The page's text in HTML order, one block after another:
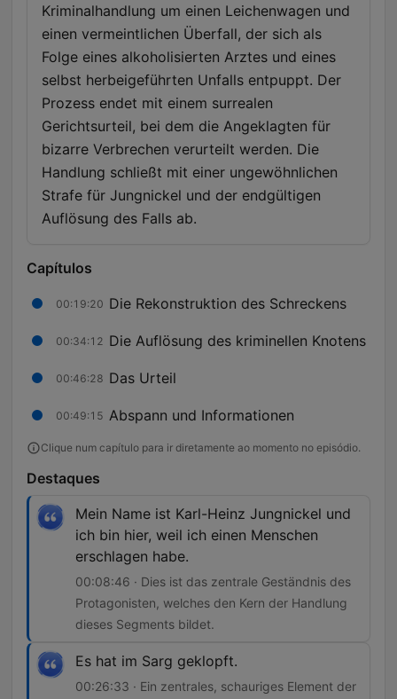
Kriminalhandlung um einen Leichenwagen und
einen vermeintlichen Überfall, der sich als
Folge eines alkoholisierten Arztes und eines
selbst herbeigeführten Unfalls entpuppt. Der
Prozess endet mit einem surrealen
Gerichtsurteil, bei dem die Angeklagten für
bizarre Verbrechen verurteilt werden. Die
Handlung schließt mit einer ungewöhnlichen
Strafe für Jungnickel und der endgültigen
Auflösung des Falls ab.
Capítulos
00:19:20 Die Rekonstruktion des Schreckens
00:34:12 Die Auflösung des kriminellen Knotens
00:46:28 Das Urteil
00:49:15 Abspann und Informationen
Clique num capítulo para ir diretamente ao momento no episódio.
Destaques
Mein Name ist Karl-Heinz Jungnickel und
ich bin hier, weil ich einen Menschen
erschlagen habe.
00:08:46 · Dies ist das zentrale Geständnis des
Protagonisten, welches den Kern der Handlung
dieses Segments bildet.
Es hat im Sarg geklopft.
00:26:33 · Ein zentrales, schauriges Element der